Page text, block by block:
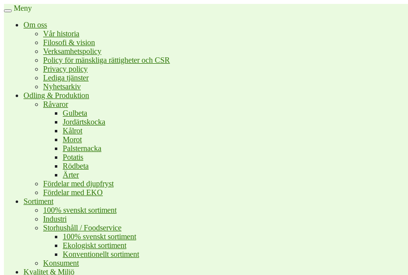
Meny
Om oss
Vår historia
Filosofi & vision
Verksamhetspolicy
Policy för mänskliga rättigheter och CSR
Privacy policy
Lediga tjänster
Nyhetsarkiv
Odling & Produktion
Råvaror
Gulbeta
Jordärtskocka
Kålrot
Morot
Palsternacka
Potatis
Rödbeta
Ärter
Fördelar med djupfryst
Fördelar med EKO
Sortiment
100% svenskt sortiment
Industri
Storhushåll / Foodservice
100% svenskt sortiment
Ekologiskt sortiment
Konventionellt sortiment
Konsument
Kvalitet & Miljö